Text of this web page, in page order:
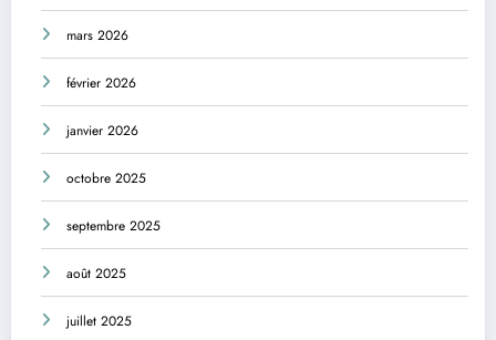
mars 2026
février 2026
janvier 2026
octobre 2025
septembre 2025
août 2025
juillet 2025